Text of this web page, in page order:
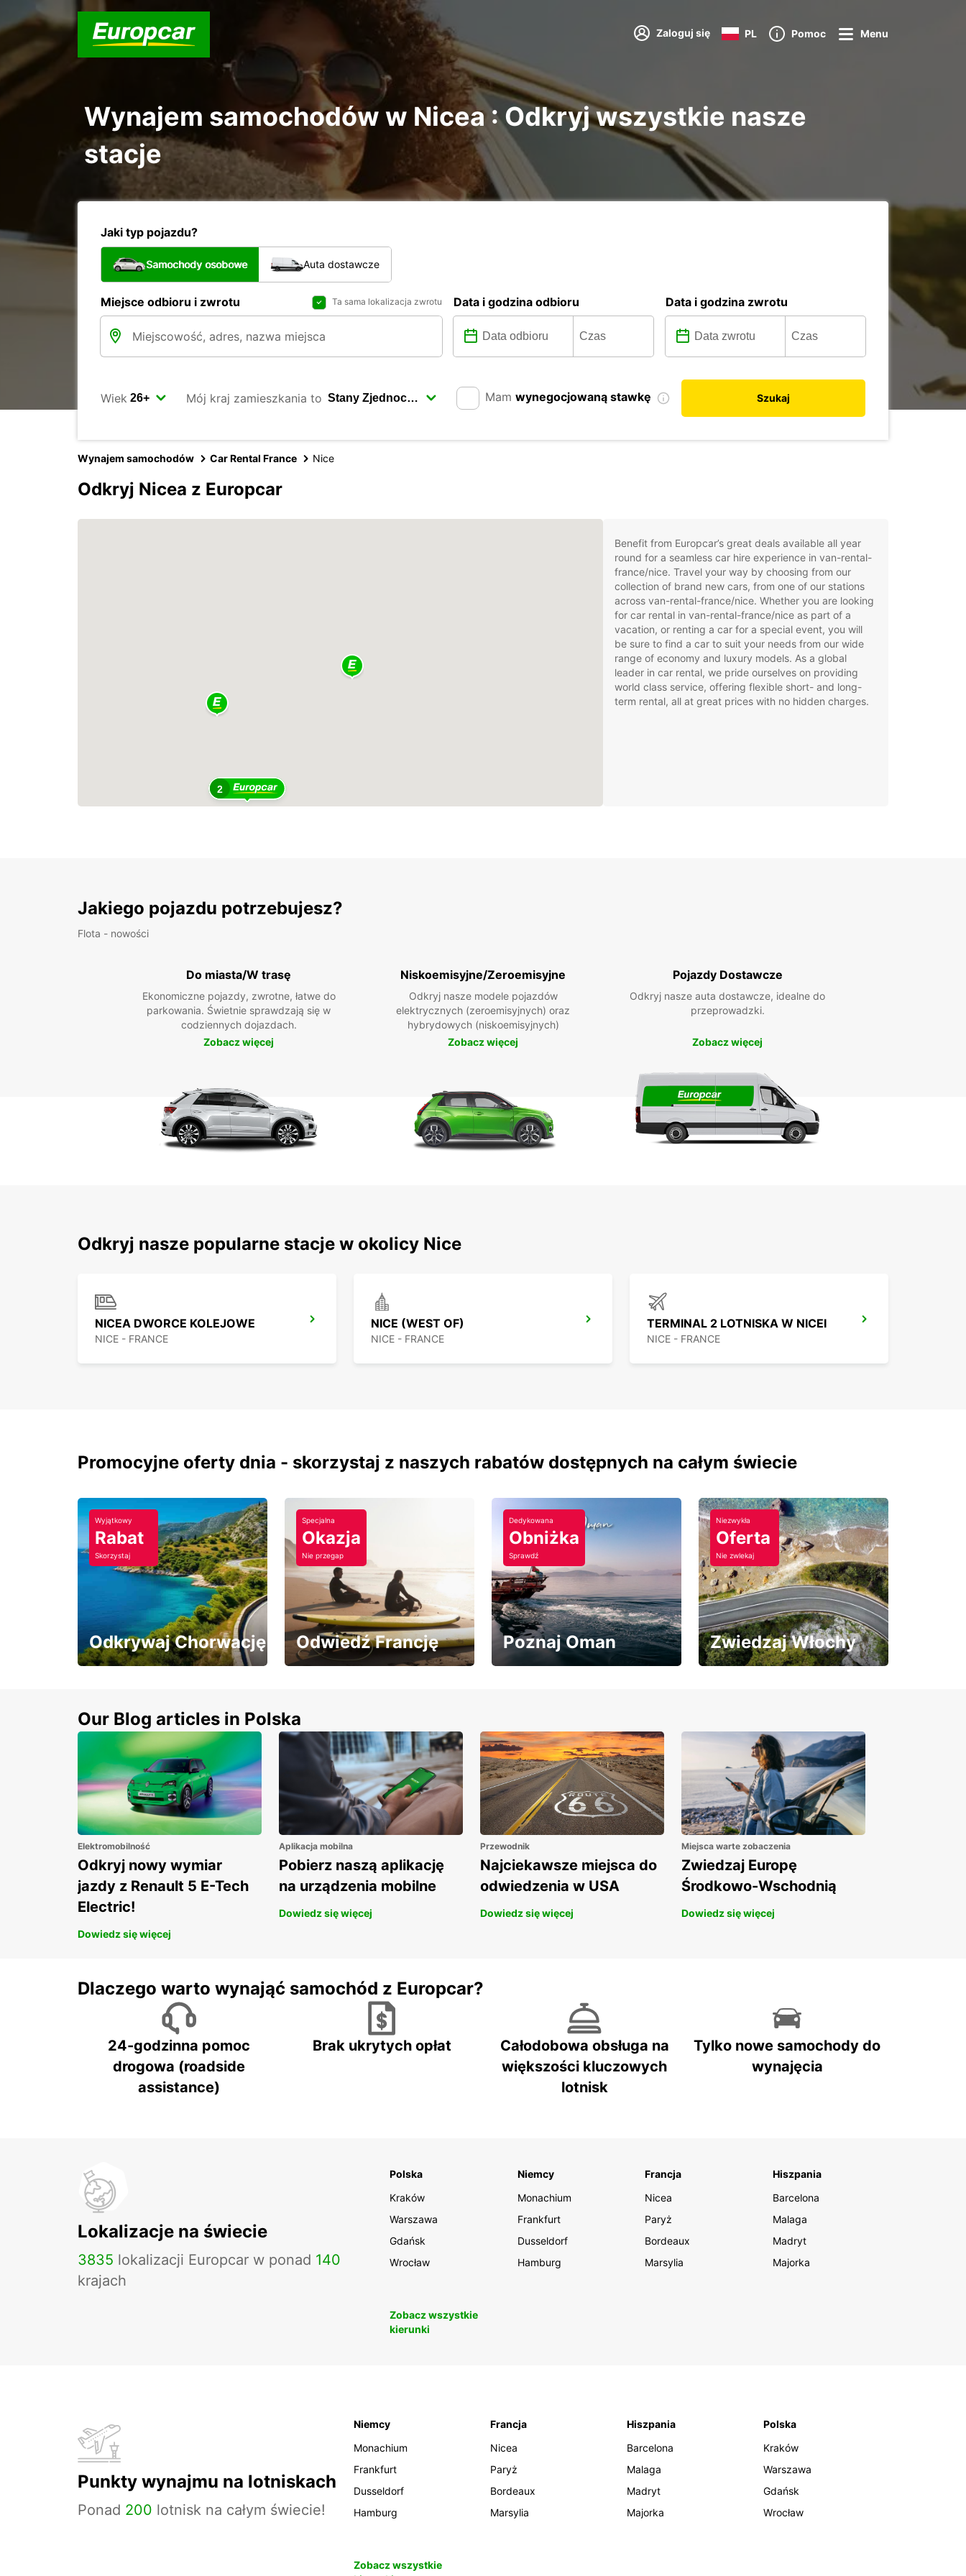
Zaloguj się PL Pomoc Menu
Wynajem samochodów w Nicea : Odkryj wszystkie nasze
stacje
Jaki typ pojazdu?
Samochody osobowe Auta dostawcze
Miejsce odbioru i zwrotu Ta sama lokalizacja zwrotu Data i godzina odbioru Data i godzina zwrotu
Wiek Mój kraj zamieszkania to Mam wynegocjowaną stawkę Szukaj
Wynajem samochodów Car Rental France Nice
Odkryj Nicea z Europcar
2
Benefit from Europcar’s great deals available all year
round for a seamless car hire experience in van-rental-
france/nice. Travel your way by choosing from our
collection of brand new cars, from one of our stations
across van-rental-france/nice. Whether you are looking
for car rental in van-rental-france/nice as part of a
vacation, or renting a car for a special event, you will
be sure to find a car to suit your needs from our wide
range of economy and luxury models. As a global
leader in car rental, we pride ourselves on providing
world class service, offering flexible short- and long-
term rental, all at great prices with no hidden charges.
Jakiego pojazdu potrzebujesz?
Flota - nowości
Do miasta/W trasę
Ekonomiczne pojazdy, zwrotne, łatwe do
parkowania. Świetnie sprawdzają się w
codziennych dojazdach.
Zobacz więcej
Niskoemisyjne/Zeroemisyjne
Odkryj nasze modele pojazdów
elektrycznych (zeroemisyjnych) oraz
hybrydowych (niskoemisyjnych)
Zobacz więcej
Pojazdy Dostawcze
Odkryj nasze auta dostawcze, idealne do
przeprowadzki.
Zobacz więcej
Odkryj nasze popularne stacje w okolicy Nice
NICEA DWORCE KOLEJOWE
NICE - FRANCE
NICE (WEST OF)
NICE - FRANCE
TERMINAL 2 LOTNISKA W NICEI
NICE - FRANCE
Promocyjne oferty dnia - skorzystaj z naszych rabatów dostępnych na całym świecie
Wyjątkowy
Rabat
Skorzystaj
Odkrywaj Chorwację
aut!
Specjalna
Okazja
Nie przegap
Odwiedź Francję
Dedykowana
Obniżka
Sprawdź
Poznaj Oman
Niezwykła
Oferta
Nie zwlekaj
Zwiedzaj Włochy
Our Blog articles in Polska
Elektromobilność
Odkryj nowy wymiar
jazdy z Renault 5 E-Tech
Electric!
Dowiedz się więcej
Aplikacja mobilna
Pobierz naszą aplikację
na urządzenia mobilne
Dowiedz się więcej
Przewodnik
Najciekawsze miejsca do
odwiedzenia w USA
Dowiedz się więcej
Miejsca warte zobaczenia
Zwiedzaj Europę
Środkowo-Wschodnią
Dowiedz się więcej
Dlaczego warto wynająć samochód z Europcar?
24-godzinna pomoc
drogowa (roadside
assistance)
Brak ukrytych opłat
Całodobowa obsługa na
większości kluczowych
lotnisk
Tylko nowe samochody do
wynajęcia
Lokalizacje na świecie
3835 lokalizacji Europcar w ponad 140
krajach
Polska
Kraków
Warszawa
Gdańsk
Wrocław
Niemcy
Monachium
Frankfurt
Dusseldorf
Hamburg
Francja
Nicea
Paryż
Bordeaux
Marsylia
Hiszpania
Barcelona
Malaga
Madryt
Majorka
Zobacz wszystkie
kierunki
Punkty wynajmu na lotniskach
Ponad 200 lotnisk na całym świecie!
Niemcy
Monachium
Frankfurt
Dusseldorf
Hamburg
Francja
Nicea
Paryż
Bordeaux
Marsylia
Hiszpania
Barcelona
Malaga
Madryt
Majorka
Polska
Kraków
Warszawa
Gdańsk
Wrocław
Zobacz wszystkie